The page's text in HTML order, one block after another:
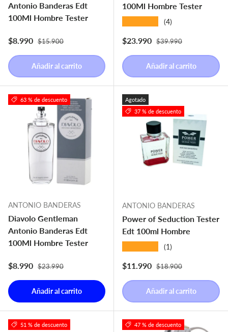
Antonio Banderas Edt
100Ml Hombre Tester
Precio de venta
$8.990 Precio normal
$15.900
Añadir al carrito
100Ml Hombre Tester
(4)
Precio de venta
$23.990 Precio normal
$39.990
Añadir al carrito
63 % de descuento
ANTONIO BANDERAS
Diavolo Gentleman
Antonio Banderas Edt
100Ml Hombre Tester
Precio de venta
$8.990 Precio normal
$23.990
Añadir al carrito
Agotado
37 % de descuento
ANTONIO BANDERAS
Power of Seduction Tester
Edt 100ml Hombre
(1)
Precio de venta
$11.990 Precio normal
$18.900
Añadir al carrito
51 % de descuento 47 % de descuento